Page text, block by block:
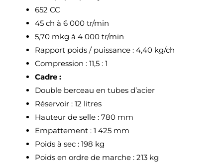
652 CC
45 ch à 6 000 tr/min
5,70 mkg à 4 000 tr/min
Rapport poids / puissance : 4,40 kg/ch
Compression : 11,5 : 1
Cadre :
Double berceau en tubes d’acier
Réservoir : 12 litres
Hauteur de selle : 780 mm
Empattement : 1 425 mm
Poids à sec : 198 kg
Poids en ordre de marche : 213 kg